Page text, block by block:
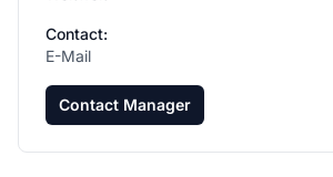
Contact:
E-Mail
Contact Manager